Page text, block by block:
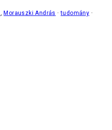
, Morauszki András
tudomány